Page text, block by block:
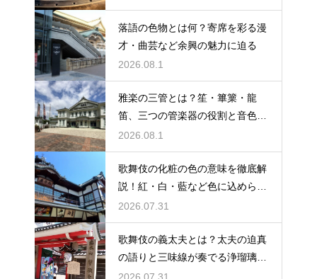
落語の色物とは何？寄席を彩る漫
才・曲芸など余興の魅力に迫る
2026.08.1
雅楽の三管とは？笙・篳篥・龍
笛、三つの管楽器の役割と音色を
紹介
2026.08.1
歌舞伎の化粧の色の意味を徹底解
説！紅・白・藍など色に込められ
た役柄ごとの象徴とは
2026.07.31
歌舞伎の義太夫とは？太夫の迫真
の語りと三味線が奏でる浄瑠璃の
魅力を解説
2026.07.31